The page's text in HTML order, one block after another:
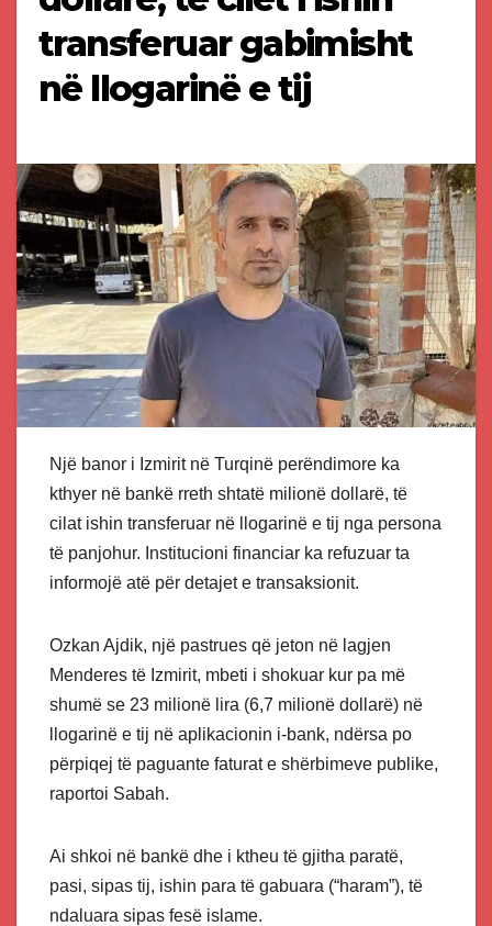
transferuar gabimisht
në llogarinë e tij
Një banor i Izmirit në Turqinë perëndimore ka
kthyer në bankë rreth shtatë milionë dollarë, të
cilat ishin transferuar në llogarinë e tij nga persona
të panjohur. Institucioni financiar ka refuzuar ta
informojë atë për detajet e transaksionit.
Ozkan Ajdik, një pastrues që jeton në lagjen
Menderes të Izmirit, mbeti i shokuar kur pa më
shumë se 23 milionë lira (6,7 milionë dollarë) në
llogarinë e tij në aplikacionin i-bank, ndërsa po
përpiqej të paguante faturat e shërbimeve publike,
raportoi Sabah.
Ai shkoi në bankë dhe i ktheu të gjitha paratë,
pasi, sipas tij, ishin para të gabuara (“haram”), të
ndaluara sipas fesë islame.